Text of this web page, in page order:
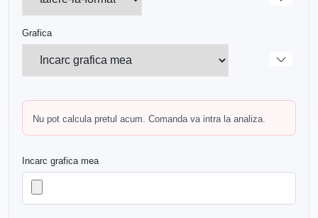
Grafica
Nu pot calcula pretul acum. Comanda va intra la analiza.
Incarc grafica mea